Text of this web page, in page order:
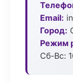
Email:
Город:
Режим
Сб-Вс: